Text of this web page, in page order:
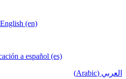
(en)
a español (es)
العربي (Arabic)